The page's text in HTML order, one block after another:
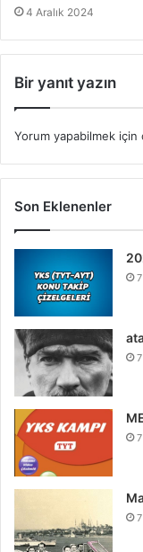
4 Aralık 2024
Bir yanıt yazın
Yorum yapabilmek için
Son Eklenenler